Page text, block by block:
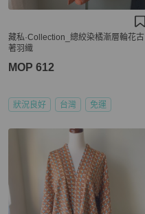
藏私·Collection_總絞染橘漸層輪花古
著羽織
MOP 612
狀況良好 台灣 免運